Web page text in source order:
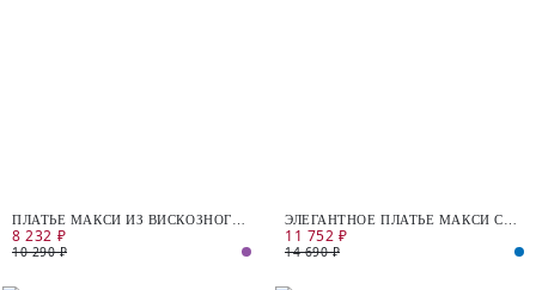
ПЛАТЬЕ МАКСИ ИЗ ВИСКОЗНОГО
ТРИКОТАЖА
8 232 ₽
10 290 ₽
ЭЛЕГАНТНОЕ ПЛАТЬЕ МАКСИ С
ВОЛАНОМ ПО НИЗУ
11 752 ₽
14 690 ₽